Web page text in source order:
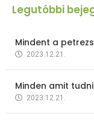
Legutóbbi
Mindent a
2023.12.21.
Minden amit
2023.12.21.